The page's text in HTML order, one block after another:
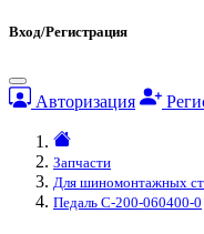
Вход/Регистрация
Авторизация
Запчасти
Для шиномонтажных
Педаль C-200-060400-0